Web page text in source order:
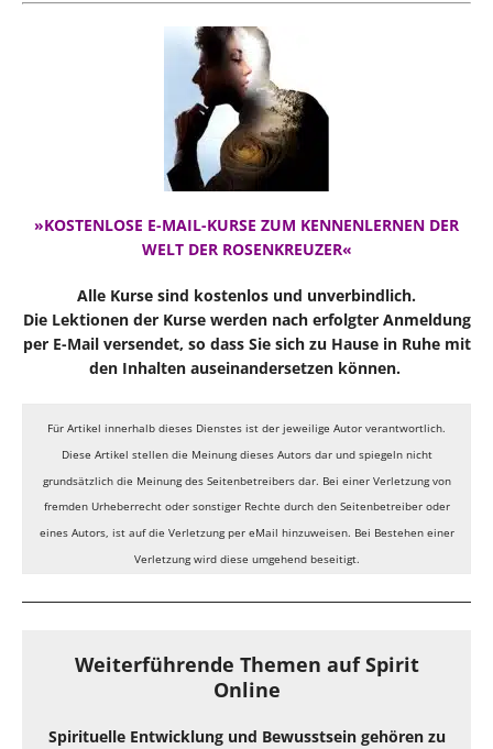
»KOSTENLOSE E-MAIL-KURSE ZUM KENNENLERNEN DER
WELT DER ROSENKREUZER«
Alle Kurse sind kostenlos und unverbindlich.
Die Lektionen der Kurse werden nach erfolgter Anmeldung
per E-Mail versendet, so dass Sie sich zu Hause in Ruhe mit
den Inhalten auseinandersetzen können.
Für Artikel innerhalb dieses Dienstes ist der jeweilige Autor verantwortlich.
Diese Artikel stellen die Meinung dieses Autors dar und spiegeln nicht
grundsätzlich die Meinung des Seitenbetreibers dar. Bei einer Verletzung von
fremden Urheberrecht oder sonstiger Rechte durch den Seitenbetreiber oder
eines Autors, ist auf die Verletzung per eMail hinzuweisen. Bei Bestehen einer
Verletzung wird diese umgehend beseitigt.
Weiterführende Themen auf Spirit
Online
Spirituelle Entwicklung und Bewusstsein gehören zu